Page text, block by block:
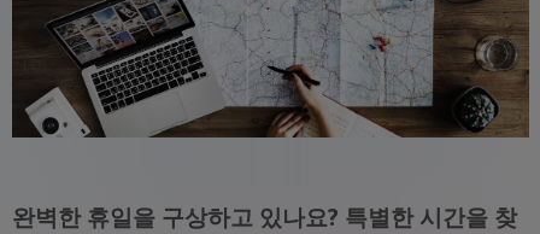
완벽한 휴일을 구상하고 있나요? 특별한 시간을 찾